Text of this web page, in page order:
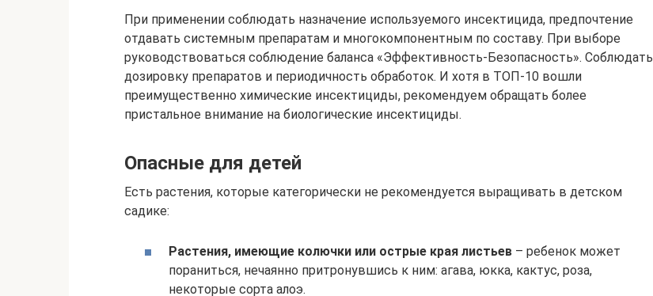
При применении соблюдать назначение используемого инсектицида, предпочтение
отдавать системным препаратам и многокомпонентным по составу. При выборе
руководствоваться соблюдение баланса «Эффективность-Безопасность». Соблюдать
дозировку препаратов и периодичность обработок. И хотя в ТОП-10 вошли
преимущественно химические инсектициды, рекомендуем обращать более
пристальное внимание на биологические инсектициды.
Опасные для детей
Есть растения, которые категорически не рекомендуется выращивать в детском
садике:
Растения, имеющие колючки или острые края листьев – ребенок может
пораниться, нечаянно притронувшись к ним: агава, юкка, кактус, роза,
некоторые сорта алоэ.